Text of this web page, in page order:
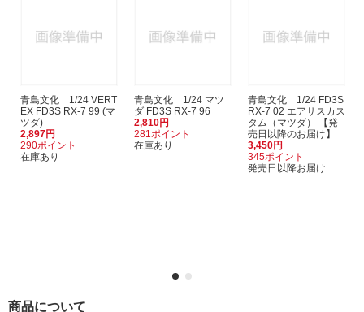
青島文化 1/24 VERT
EX FD3S RX-7 99 (マ
ツダ)
2,897円
290ポイント
在庫あり
青島文化 1/24 マツ
ダ FD3S RX-7 96
2,810円
281ポイント
在庫あり
青島文化 1/24 FD3S
RX-7 02 エアサスカス
タム（マツダ） 【発
売日以降のお届け】
3,450円
345ポイント
発売日以降お届け
商品について